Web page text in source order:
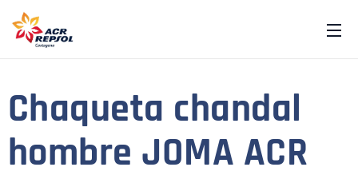
Chaqueta chandal
hombre JOMA ACR